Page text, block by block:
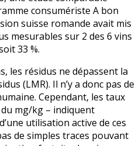
consumériste A bon
suisse romande avait mis
mesurables sur 2 des 6 vins
33 %.
les résidus ne dépassent la
(LMR). Il n’y a donc pas de
Cependant, les taux
mg/kg – indiquent
utilisation active de ces
de simples traces pouvant